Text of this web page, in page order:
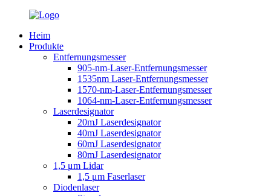
Heim
Produkte
Entfernungsmesser
905-nm-Laser-Entfernungsmesser
1535nm Laser-Entfernungsmesser
1570-nm-Laser-Entfernungsmesser
1064-nm-Laser-Entfernungsmesser
Laserdesignator
20mJ Laserdesignator
40mJ Laserdesignator
60mJ Laserdesignator
80mJ Laserdesignator
1,5 μm Lidar
1,5 μm Faserlaser
Diodenlaser